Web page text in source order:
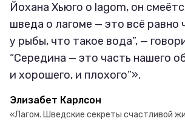
Йохана Хьюго о lagom, он
шведа о лагоме — это всё равно
у рыбы, что такое вода”, —
“Середина — это часть нашего
и хорошего, и плохого”».
Элизабет Карлсон
«Лагом. Шведские секреты счастливой